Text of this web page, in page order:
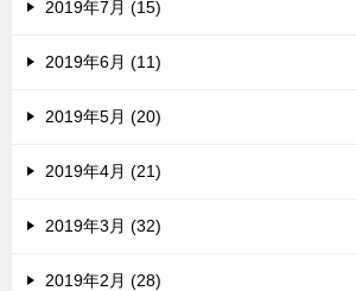
2019年7月 (15)
2019年6月 (11)
2019年5月 (20)
2019年4月 (21)
2019年3月 (32)
2019年2月 (28)